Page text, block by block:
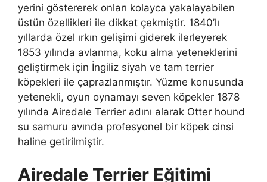
yerini göstererek onları kolayca yakalayabilen
üstün özellikleri ile dikkat çekmiştir. 1840’lı
yıllarda özel ırkın gelişimi giderek ilerleyerek
1853 yılında avlanma, koku alma yeteneklerini
geliştirmek için İngiliz siyah ve tam terrier
köpekleri ile çaprazlanmıştır. Yüzme konusunda
yetenekli, oyun oynamayı seven köpekler 1878
yılında Airedale Terrier adını alarak Otter hound
su samuru avında profesyonel bir köpek cinsi
haline getirilmiştir.
Airedale Terrier Eğitimi